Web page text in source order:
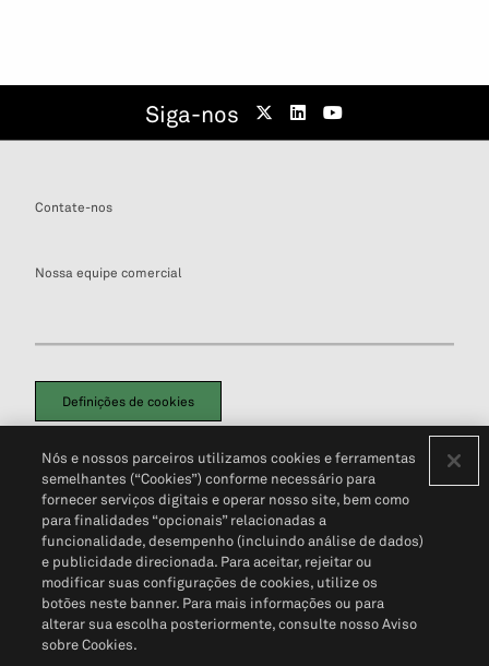
Siga-nos
Contate-nos
Nossa equipe comercial
Definições de cookies
Política de PrivacidadePortal de privacidade do cliente (em inglês)
Não Venda Minhas Informações Pessoais© 2026 S&P Global
Nós e nossos parceiros utilizamos cookies e ferramentas
semelhantes (“Cookies”) conforme necessário para
fornecer serviços digitais e operar nosso site, bem como
para finalidades “opcionais” relacionadas a
funcionalidade, desempenho (incluindo análise de dados)
e publicidade direcionada. Para aceitar, rejeitar ou
modificar suas configurações de cookies, utilize os
botões neste banner. Para mais informações ou para
alterar sua escolha posteriormente, consulte nosso Aviso
sobre Cookies.